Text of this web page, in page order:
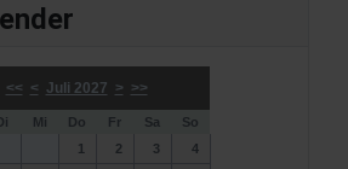
<< < Juli 2027 > >>
Mi Do Fr Sa
So
1
2 3 4